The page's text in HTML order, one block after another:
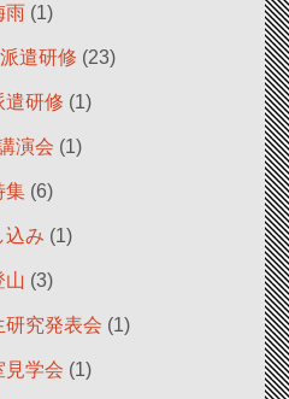
雨(1)
遣研修 (23)
遣研修 (1)
演会 (1)
集(6)
込み (1)
山 (3)
研究発表会 (1)
見学会 (1)